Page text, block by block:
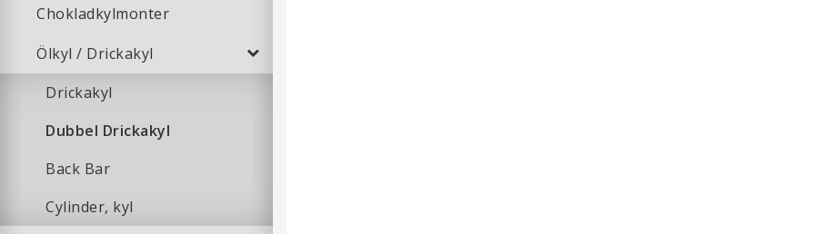
Chokladkylmonter
Ölkyl / Drickakyl
Drickakyl
Dubbel Drickakyl
Back Bar
Cylinder, kyl